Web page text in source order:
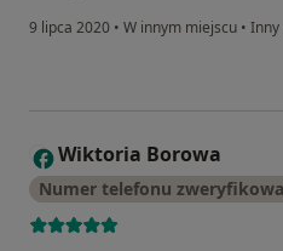
9 lipca 2020 • W innym miejscu • Inny
W Wiktoria Borowa
Numer telefonu